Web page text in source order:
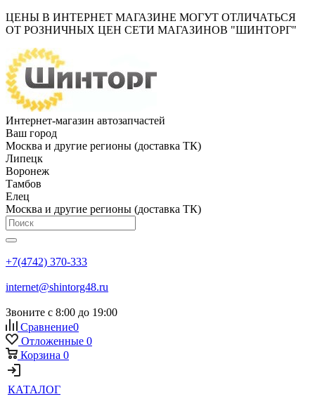
ЦЕНЫ В ИНТЕРНЕТ МАГАЗИНЕ МОГУТ ОТЛИЧАТЬСЯ
ОТ РОЗНИЧНЫХ ЦЕН СЕТИ МАГАЗИНОВ "ШИНТОРГ"
Интернет-магазин автозапчастей
Ваш город
Москва и другие регионы (доставка ТК)
Липецк
Воронеж
Тамбов
Елец
Москва и другие регионы (доставка ТК)
+7(4742) 370-333
internet@shintorg48.ru
Звоните с 8:00 до 19:00
Сравнение0
Отложенные 0
Корзина 0
КАТАЛОГ